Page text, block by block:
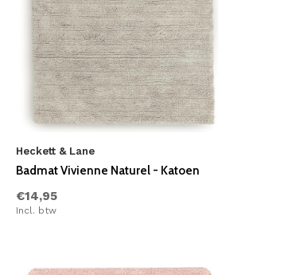
Heckett & Lane
Badmat Vivienne Naturel - Katoen
€14,95
Incl. btw